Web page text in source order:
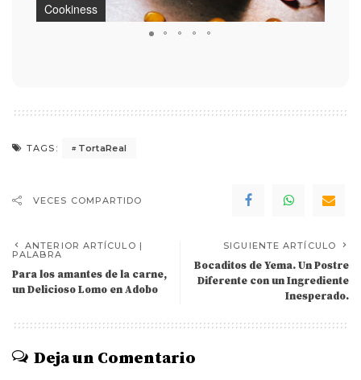
Cookiness
TAGS: TortaReal
VECES COMPARTIDO
ANTERIOR ARTÍCULO |
PALABRA
Para los amantes de la carne,
un Delicioso Lomo en Adobo
SIGUIENTE ARTÍCULO
Bocaditos de Yema. Un Postre
Diferente con un Ingrediente
Inesperado.
Deja un Comentario